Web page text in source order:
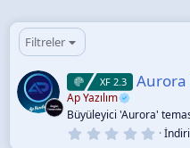
Filtreler
XF 2.3 Aurora
Ap Yazılım
Büyüleyici 'Aurora'
0